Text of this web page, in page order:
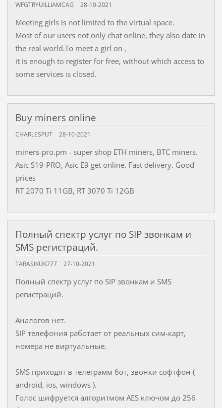
WFGTRYUILLIAMCAG 28-10-2021
Meeting girls is not limited to the virtual space.
Most of our users not only chat online, they also date in
the real world.To meet a girl on ,
it is enough to register for free, without which access to
some services is closed.
Buy miners online
CHARLESPUT 28-10-2021
miners-pro.pm - super shop ETH miners, BTC miners.
Asic S19-PRO, Asic E9 get online. Fast delivery. Good
prices
RT 2070 Ti 11GB, RT 3070 Ti 12GB
Полный спектр услуг по SIP звонкам и
SMS регистраций.
TARASIKUK777 27-10-2021
Полный спектр услуг по SIP звонкам и SMS
регистраций.
Аналогов нет.
SIP телефония работает от реальных сим-карт,
номера не виртуальные.
SMS приходят в телеграмм бот, звонки софтфон (
android, ios, windows ).
Голос шифруется алгоритмом AES ключом до 256